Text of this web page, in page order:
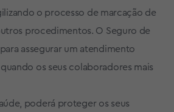
o processo de marcação de
procedimentos. O Seguro de
assegurar um atendimento
os seus colaboradores mais
poderá proteger os seus